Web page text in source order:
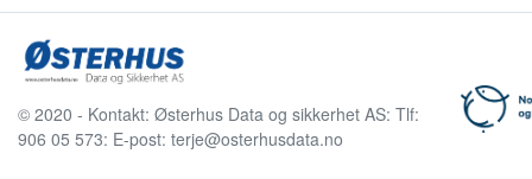
© 2020 - Kontakt: Østerhus Data og sikkerhet AS: Tlf:
906 05 573: E-post: terje@osterhusdata.no